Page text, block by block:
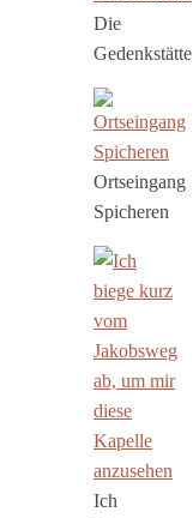
Die
Gedenkstätte
Ortseingang
Spicheren
Ich